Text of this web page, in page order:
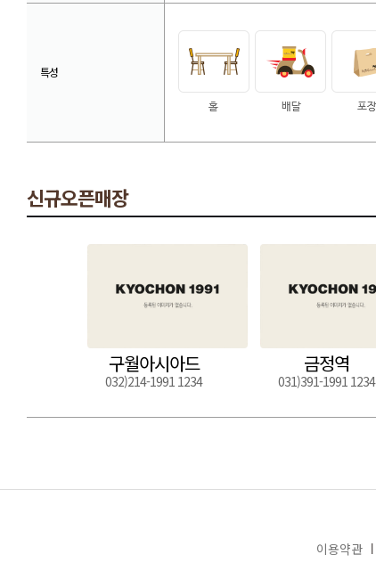
특성
신규오픈매장
구월아시아드
032)214-1991 1234
금정역
031)391-1991 1234
이용약관